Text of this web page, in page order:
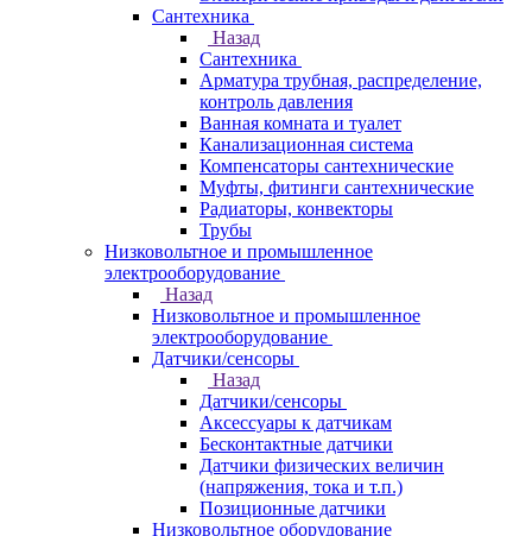
Сантехника
Назад
Сантехника
Арматура трубная, распределение,
контроль давления
Ванная комната и туалет
Канализационная система
Компенсаторы сантехнические
Муфты, фитинги сантехнические
Радиаторы, конвекторы
Трубы
Низковольтное и промышленное
электрооборудование
Назад
Низковольтное и промышленное
электрооборудование
Датчики/сенсоры
Назад
Датчики/сенсоры
Аксессуары к датчикам
Бесконтактные датчики
Датчики физических величин
(напряжения, тока и т.п.)
Позиционные датчики
Низковольтное оборудование